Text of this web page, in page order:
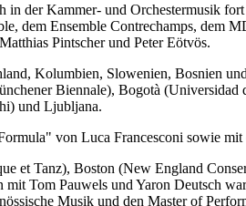
der Kammer- und Orchestermusik
dem Ensemble Contrechamps, dem
Pintscher und Peter Eötvös.
Kolumbien, Slowenien, Bosnien
Biennale), Bogotà
und Ljubljana.
von Luca Francesconi sowie
et Tanz), Boston (New England
Tom Pauwels und Yaron Deutsch
Musik und den Master of